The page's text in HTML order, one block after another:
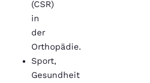
(CSR)
in
der
Orthopädie.
Sport,
Gesundheit